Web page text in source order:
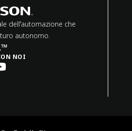
dell'automazione che
autonomo.
NOI